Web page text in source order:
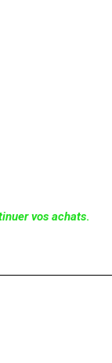
vos achats.